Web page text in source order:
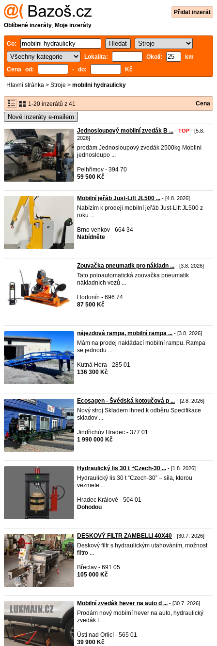
Přidat inzerát
Oblíbené inzeráty, Moje inzeráty
Co:
Lokalita:
Okolí:
km
Cena od:
- do: Kč
Hlavní stránka > Stroje > mobilni hydraulicky
1-20 inzerátů z 41 Cena
Nové inzeráty e-mailem
Jednosloupový mobilní zvedák B ... - TOP - [5.8.
2026]
prodám Jednosloupový zvedák 2500kg Mobilní
jednosloupo ...
Pelhřimov - 394 70
59 500 Kč
Mobilní jeřáb Just-Lift JL500 ... - [4.8. 2026]
Nabízím k prodeji mobilní jeřáb Just-Lift JL500 z
roku ...
Brno venkov - 664 34
Nabídněte
Zouvačka pneumatik pro nákladn ... - [3.8. 2026]
Tato poloautomatická zouvačka pneumatik
nákladních vozů ...
Hodonín - 696 74
87 500 Kč
nájezdová rampa, mobilní rampa ... - [3.8. 2026]
Mám na prodej nakládací mobilní rampu. Rampa
se jednodu ...
Kutná Hora - 285 01
136 300 Kč
Ecosagen - Švédská kotoučová p ... - [2.8. 2026]
Nový stroj Skladem ihned k odběru Specifikace
skladov ...
Jindřichův Hradec - 377 01
1 990 000 Kč
Hydraulický lis 30 t “Czech-30 ... - [1.8. 2026]
Hydraulický lis 30 t “Czech-30” – síla, kterou
vezmete ...
Hradec Králové - 504 01
Dohodou
DESKOVÝ FILTR ZAMBELLI 40X40 - [30.7. 2026]
Deskový filtr s hydraulickým utahováním, možnost
filtro ...
Břeclav - 691 05
105 000 Kč
Mobilní zvedák hever na auto d ... - [30.7. 2026]
Prodám nový mobilní hever na auto, hydraulický
zvedák L ...
Ústí nad Orlicí - 565 01
39 900 Kč